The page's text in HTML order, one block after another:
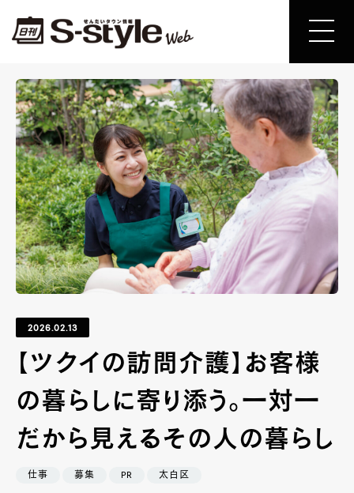
2026.02.13
【ツクイの訪問介護】お客様
の暮らしに寄り添う。一対一
だから見えるその人の暮らし
仕事 募集 PR 太白区